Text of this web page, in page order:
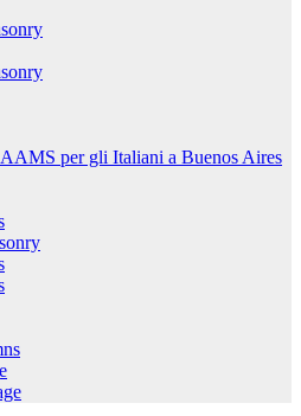
per gli Italiani a Buenos Aires